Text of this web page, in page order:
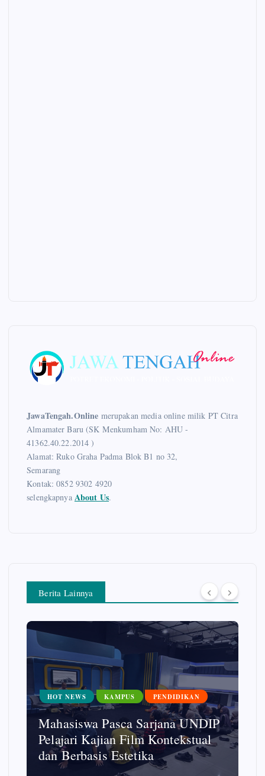
JawaTengah.Online merupakan media online milik PT Citra
Almamater Baru (SK Menkumham No: AHU -
41362.40.22.2014 )
Alamat: Ruko Graha Padma Blok B1 no 32,
Semarang
Kontak: 0852 9302 4920
selengkapnya About Us.
Berita Lainnya
HOT NEWS UMKM
FISIP UNDIP Beri Literasi Digital
pada Ibu-ibu PKK untuk Cegah
Hoaks